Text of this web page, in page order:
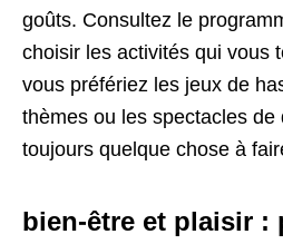
goûts. Consultez le
choisir les activités qui vous
vous préfériez les jeux de
thèmes ou les spectacles de
toujours quelque chose à
bien-être et plaisir :